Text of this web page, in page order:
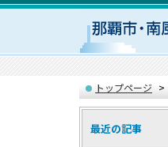
トップページ
最近の記事